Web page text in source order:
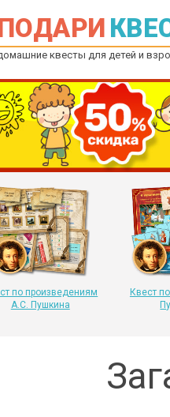
квесты для детей и
по произведениям
А.С. Пушкина
Квест